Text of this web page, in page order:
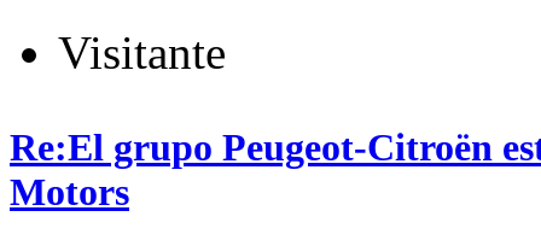
Visitante
Re:El grupo Peugeot-Citroën
Motors